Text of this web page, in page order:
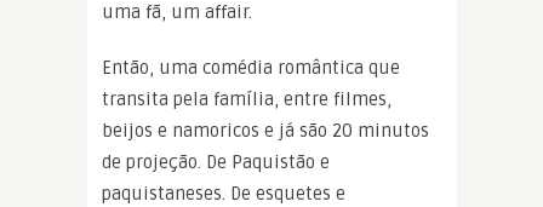
uma fã, um affair.
Então, uma comédia romântica que
transita pela família, entre filmes,
beijos e namoricos e já são 20 minutos
de projeção. De Paquistão e
paquistaneses. De esquetes e